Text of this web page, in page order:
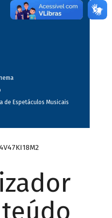
de Espetáculos Musicais